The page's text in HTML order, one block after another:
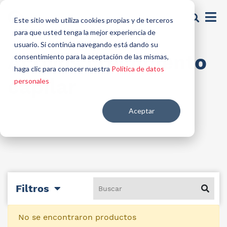
Este sitio web utiliza cookies propias y de terceros
para que usted tenga la mejor experiencia de
usuario. Si continúa navegando está dando su
consentimiento para la aceptación de las mismas,
haga clic para conocer nuestra Política de datos
personales
Aceptar
Activos crecimiento
capilar
Filtros
No se encontraron productos